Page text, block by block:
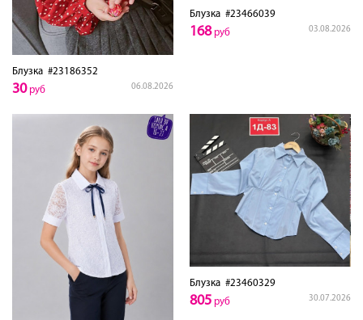
Блузка #23186352
06.08.2026
30руб
Блузка #23466039
03.08.2026
168руб
Блузка #23460329
30.07.2026
805 руб